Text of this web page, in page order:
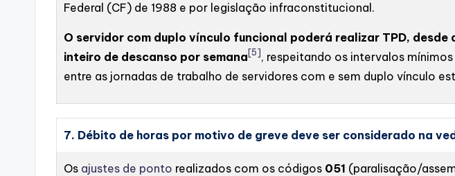
Federal (CF) de 1988 e por legislação infraconstitucional.
O servidor com duplo vínculo funcional poderá realizar TPD, desde
inteiro de descanso por semana [5] , respeitando os intervalos
entre as jornadas de trabalho de servidores com e sem duplo vínculo
7. Débito de horas por motivo de greve deve ser considerado na
Os ajustes de ponto realizados com os códigos 051 (paralisação/